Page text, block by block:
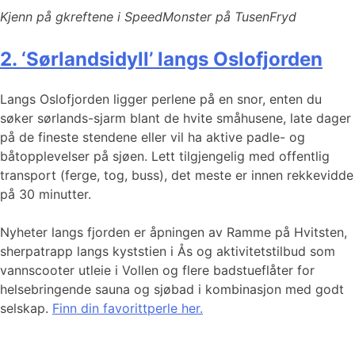
Kjenn på gkreftene i SpeedMonster på TusenFryd
2. ‘Sørlandsidyll’ langs Oslofjorden
Langs Oslofjorden ligger perlene på en snor, enten du
søker sørlands-sjarm blant de hvite småhusene, late dager
på de fineste stendene eller vil ha aktive padle- og
båtopplevelser på sjøen. Lett tilgjengelig med offentlig
transport (ferge, tog, buss), det meste er innen rekkevidde
på 30 minutter.
Nyheter langs fjorden er åpningen av Ramme på Hvitsten,
sherpatrapp langs kyststien i Ås og aktivitetstilbud som
vannscooter utleie i Vollen og flere badstueflåter for
helsebringende sauna og sjøbad i kombinasjon med godt
selskap. Finn din favorittperle her.